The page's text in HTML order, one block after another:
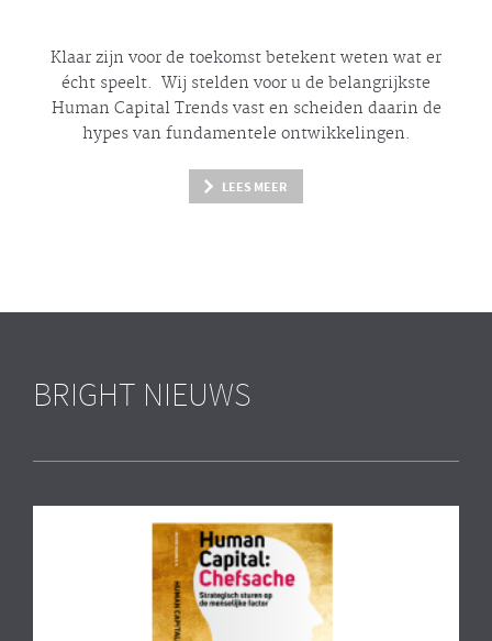
Klaar zijn voor de toekomst betekent weten wat er
écht speelt. Wij stelden voor u de belangrijkste
Human Capital Trends vast en scheiden daarin de
hypesvan fundamentele ontwikkelingen.
LEES MEER
BRIGHT NIEUWS